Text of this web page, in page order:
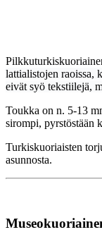
lattialistojen raoissa,
eivät syö tekstiilejä,
Toukka on n. 5-13
sirompi, pyrstöstään
Turkiskuoriaisten
asunnosta.